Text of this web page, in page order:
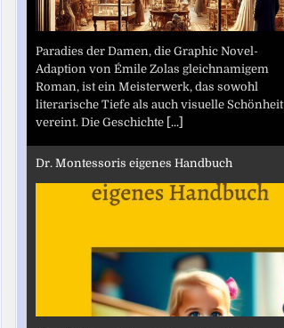
Paradies der Damen, die Graphic Novel-
Adaption von Émile Zolas gleichnamigem
Roman, ist ein Meisterwerk, das sowohl
literarische Tiefe als auch visuelle Schönheit
vereint. Die Geschichte [...]
Dr. Montessoris eigenes Handbuch